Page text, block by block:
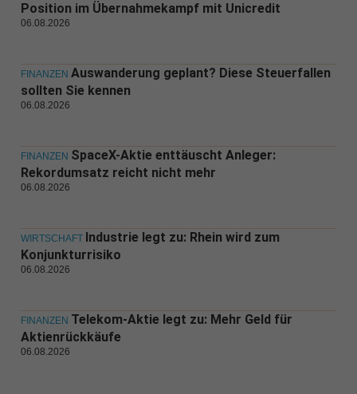
Position im Übernahmekampf mit Unicredit
06.08.2026
FINANZEN Auswanderung geplant? Diese Steuerfallen
sollten Sie kennen
06.08.2026
FINANZEN SpaceX-Aktie enttäuscht Anleger:
Rekordumsatz reicht nicht mehr
06.08.2026
WIRTSCHAFT Industrie legt zu: Rhein wird zum
Konjunkturrisiko
06.08.2026
FINANZEN Telekom-Aktie legt zu: Mehr Geld für
Aktienrückkäufe
06.08.2026